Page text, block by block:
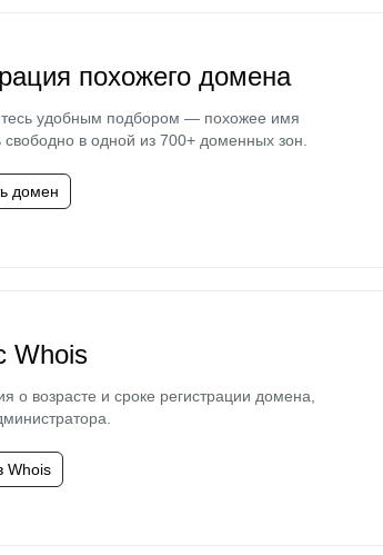
похожего домена
удобным подбором — похожее имя
в одной из 700+ доменных зон.
домен
Whois
о возрасте и сроке регистрации домена,
Whois